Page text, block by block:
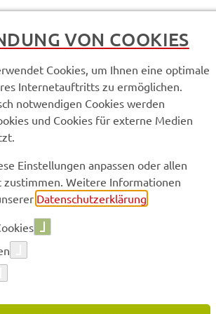
Land­kreis Schwein­furt e.V. (LPV)
SCHWEIN­
VON COOKIES
Cookies, um Ihnen eine optimale
Internetauftritts zu ermöglichen.
notwendigen Cookies werden
und Cookies für externe Medien
Einstellungen anpassen oder allen
zustimmen. Weitere Informationen
Datenschutzerklärung